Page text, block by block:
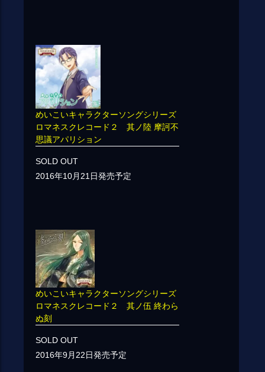
めいこいキャラクターソングシリーズ
ロマネスクレコード２ 其ノ陸 摩訶不
思議アパリション
SOLD OUT
2016年10月21日発売予定
めいこいキャラクターソングシリーズ
ロマネスクレコード２ 其ノ伍 終わら
ぬ刻
SOLD OUT
2016年9月22日発売予定